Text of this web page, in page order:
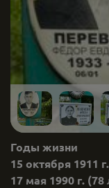
Годы жизни
15 октября 1911 г.
17 мая 1990 г. (78